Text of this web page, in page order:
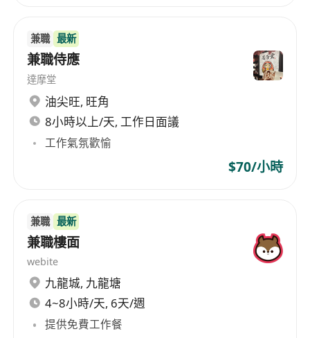
兼職 最新
兼職侍應
達摩堂
油尖旺, 旺角
8小時以上/天, 工作日面議
工作氣氛歡愉
$70/小時
兼職 最新
兼職樓面
webite
九龍城, 九龍塘
4~8小時/天, 6天/週
提供免費工作餐